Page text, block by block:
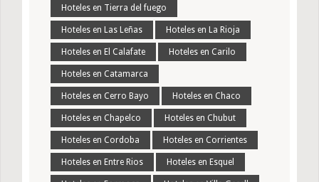
Hoteles en Tierra del fuego
Hoteles en Las Leñas Hoteles en La Rioja
Hoteles en El Calafate Hoteles en Carilo
Hoteles en Catamarca
Hoteles en Cerro Bayo Hoteles en Chaco
Hoteles en Chapelco Hoteles en Chubut
Hoteles en Cordoba Hoteles en Corrientes
Hoteles en Entre Rios Hoteles en Esquel